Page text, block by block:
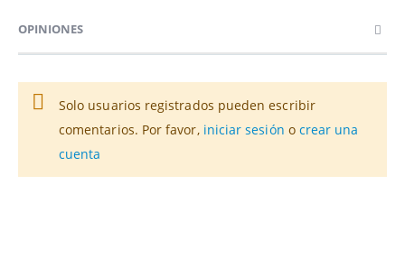
OPINIONES
Solo usuarios registrados pueden escribir
comentarios. Por favor, iniciar sesión o crear una
cuenta